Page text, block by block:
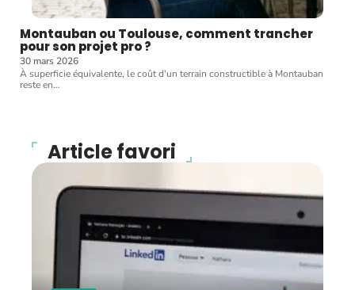
Montauban ou Toulouse, comment trancher
pour son projet pro ?
30 mars 2026
À superficie équivalente, le coût d'un terrain constructible à Montauban
reste en…
Article favori